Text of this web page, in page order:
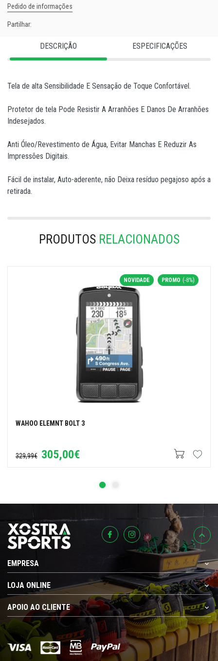
DESCRIÇÃO ESPECIFICAÇÕES
Tela de alta Sensibilidade E Sensação de Toque Confortável.
Protetor de tela Pode Resistir A Arranhões E Danos De Arranhões
Indesejados.
Anti Óleo/Revestimento de Água, Evitar Manchas E Reduzir As
Impressões Digitais.
Fácil de instalar, Auto-aderente, não Deixa resíduo pegajoso após a
retirada.
PRODUTOSRELACIONADOS
NOVIDADE PROMO (-8%)
WAHOO ELEMNT BOLT 3
329,99€ 305,00€
Pedido de informações
Partilhar:
EMPRESA
LOJA ONLINE
APOIO AO CLIENTE